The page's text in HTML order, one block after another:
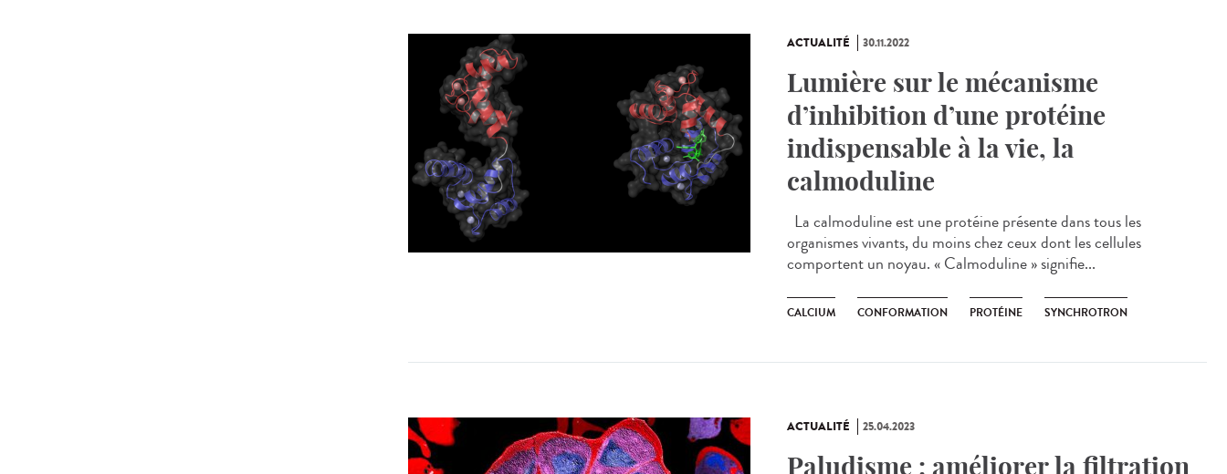
ACTUALITÉ 30.11.2022
Lumière sur le mécanisme
d’inhibition d’une protéine
indispensable à la vie, la
calmoduline
La calmoduline est une protéine présente dans tous les
organismes vivants, du moins chez ceux dont les cellules
comportent un noyau. « Calmoduline » signifie...
CALCIUM CONFORMATION PROTÉINE SYNCHROTRON
ACTUALITÉ 25.04.2023
Paludisme : améliorer la filtration